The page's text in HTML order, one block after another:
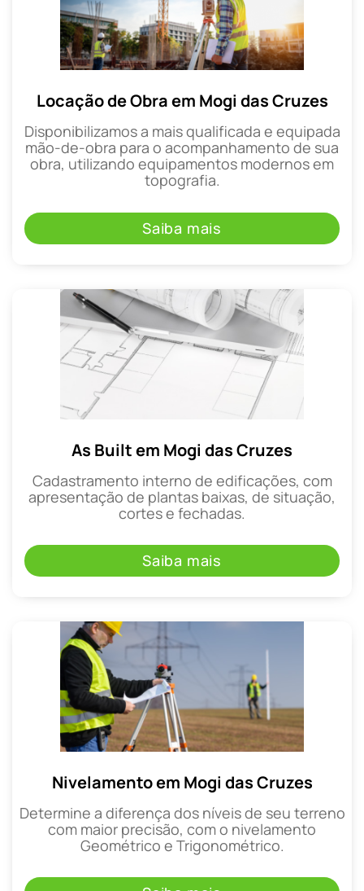
Locação de Obra em Mogi das Cruzes
Disponibilizamos a mais qualificada e equipada
mão-de-obra para o acompanhamento de sua
obra, utilizando equipamentos modernos em
topografia.
Saiba mais
As Built em Mogi das Cruzes
Cadastramento interno de edificações, com
apresentação de plantas baixas, de situação,
cortes e fechadas.
Saiba mais
Nivelamento em Mogi das Cruzes
Determine a diferença dos níveis de seu terreno
com maior precisão, com o nivelamento
Geométrico e Trigonométrico.